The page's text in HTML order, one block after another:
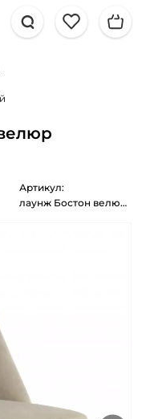
Артикул:
лаунж Бостон велюр бежевый ножки металл